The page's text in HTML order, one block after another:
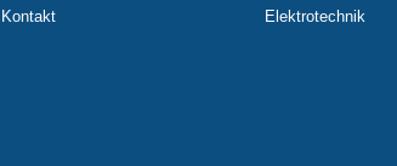
Kontakt
Elektrotechnik